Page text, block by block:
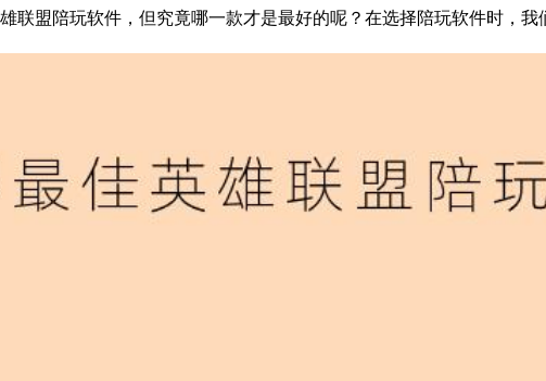
联盟陪玩软件，但究竟哪一款才是最好的呢？在选择陪玩软件时，我